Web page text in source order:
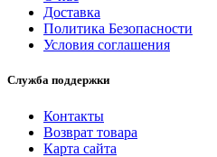
Доставка
Политика Безопасности
Условия соглашения
Служба поддержки
Контакты
Возврат товара
Карта сайта